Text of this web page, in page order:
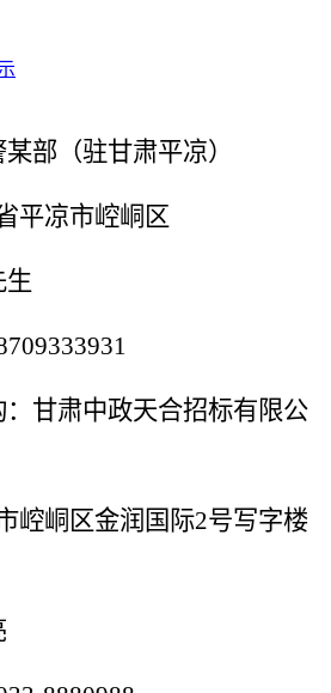
部（驻甘肃平凉）
平凉市崆峒区
生
甘肃中政天合招标有限公
崆峒区金润国际2号写字楼